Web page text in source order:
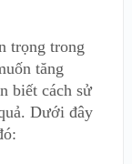
trọng trong
tăng
biết cách sử
Dưới đây